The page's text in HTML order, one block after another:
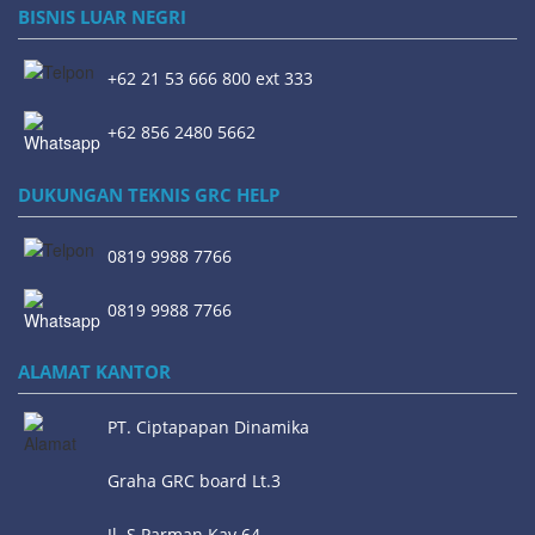
BISNIS LUAR NEGRI
+62 21 53 666 800 ext 333
+62 856 2480 5662
DUKUNGAN TEKNIS GRC HELP
0819 9988 7766
0819 9988 7766
ALAMAT KANTOR
PT. Ciptapapan Dinamika
Graha GRC board Lt.3